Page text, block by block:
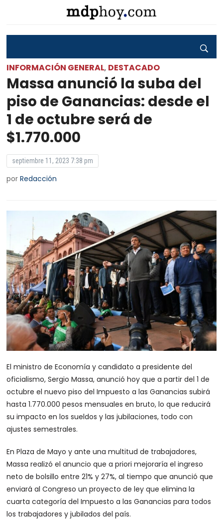
INFORMACIÓN GENERAL, DESTACADO
Massa anunció la suba del
piso de Ganancias: desde el
1 de octubre será de
$1.770.000
septiembre 11, 2023 7:38 pm
porRedacción
El ministro de Economía y candidato a presidente del
oficialismo, Sergio Massa, anunció hoy que a partir del 1 de
octubre el nuevo piso del Impuesto a las Ganancias subirá
hasta 1.770.000 pesos mensuales en bruto, lo que reducirá
su impacto en los sueldos y las jubilaciones, todo con
ajustes semestrales.
En Plaza de Mayo y ante una multitud de trabajadores,
Massa realizó el anuncio que a priori mejoraría el ingreso
neto de bolsillo entre 21% y 27%, al tiempo que anunció que
enviará al Congreso un proyecto de ley que elimina la
cuarta categoría del Impuesto a las Ganancias para todos
los trabajadores y jubilados del país.